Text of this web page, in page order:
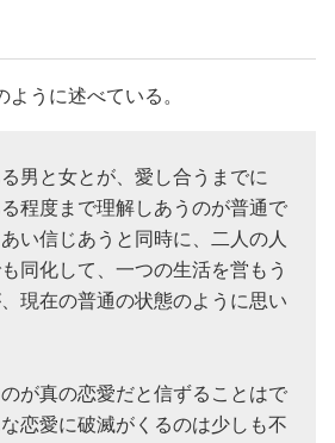
ンタメ
うに述べている。
る男と女とが、愛し合うまでに
程度まで理解しあうのが普通で
い信じあうと同時に、二人の人
同化して、一つの生活を営もう
現在の普通の状態のように思い
が真の恋愛だと信ずることはで
恋愛に破滅がくるのは少しも不